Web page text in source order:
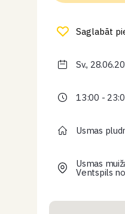
Saglabāt
Sv.,
13:00 -
Usmas
Usmas
Ventspils